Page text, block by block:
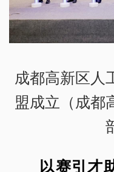
成都高新区人
盟成立（成都
以赛引才